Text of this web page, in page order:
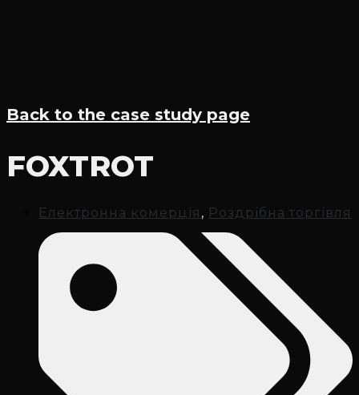
Back to the case study page
FOXTROT
Електронна комерція , Роздрібна торгівля